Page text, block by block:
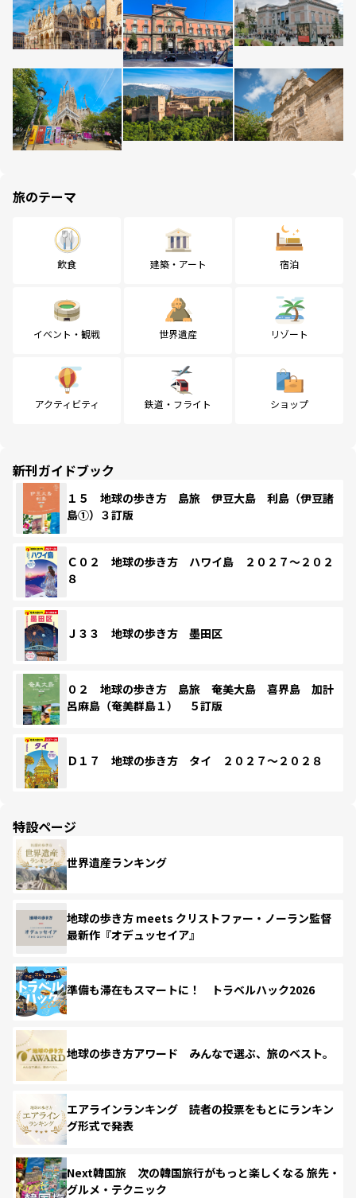
旅のテーマ
飲食 建築・アート 宿泊
イベント・観戦 世界遺産 リゾート
アクティビティ 鉄道・フライト ショップ
新刊ガイドブック
１５ 地球の歩き方 島旅 伊豆大島 利島（伊豆諸
島①）３訂版
Ｃ０２ 地球の歩き方 ハワイ島 ２０２７～２０２
８
Ｊ３３ 地球の歩き方 墨田区
０２ 地球の歩き方 島旅 奄美大島 喜界島 加計
呂麻島（奄美群島１） ５訂版
Ｄ１７ 地球の歩き方 タイ ２０２７～２０２８
特設ページ
世界遺産ランキング
地球の歩き方 meets クリストファー・ノーラン監督
最新作『オデュッセイア』
準備も滞在もスマートに！ トラベルハック2026
地球の歩き方アワード みんなで選ぶ、旅のベスト。
エアラインランキング 読者の投票をもとにランキン
グ形式で発表
Next韓国旅 次の韓国旅行がもっと楽しくなる 旅先・
グルメ・テクニック